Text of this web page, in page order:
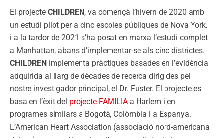
El projecte CHILDREN, va començà l’hivern de 2020 amb
un estudi pilot per a cinc escoles públiques de Nova York,
i a la tardor de 2021 s’ha posat en marxa l’estudi complet
a Manhattan, abans d’implementar-se als cinc districtes.
CHILDREN implementa pràctiques basades en l’evidència
adquirida al llarg de dècades de recerca dirigides pel
nostre investigador principal, el Dr. Fuster. El projecte es
basa en l’èxit del projecte FAMILIA a Harlem i en
programes similars a Bogotà, Colòmbia i a Espanya.
L’American Heart Association (associació nord-americana